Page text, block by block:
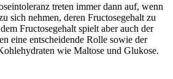
treten immer dann auf, wenn
sich nehmen, deren Fructosegehalt zu
Fructosegehalt spielt aber auch der
eine entscheidende Rolle sowie der
wie Maltose und Glukose.